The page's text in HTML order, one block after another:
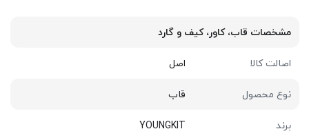
مشخصات قاب، کاور، کیف و گارد
اصالت کالا
اصل
نوع محصول
قاب
برند
YOUNGKIT